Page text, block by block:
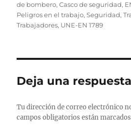
de bombero,Casco de seguridad,
Peligros en el trabajo,Seguridad,
Trabajadores, UNE-EN 1789
Deja una respuesta
Tu dirección de correo electrónico
campos obligatorios están